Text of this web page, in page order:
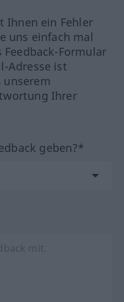
Ihnen ein Fehler
uns einfach mal
Formular
Adresse ist
Ihrer
geben?*